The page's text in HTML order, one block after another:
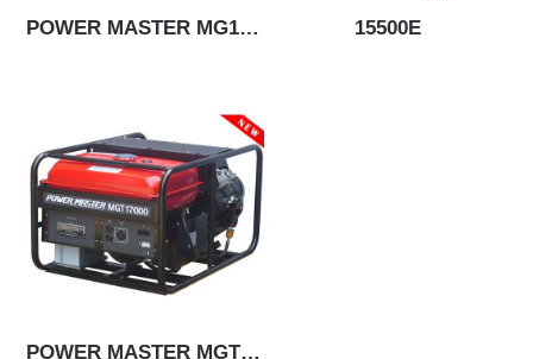
POWER MASTER MG15500E 15500E
POWER MASTER MGT17000E